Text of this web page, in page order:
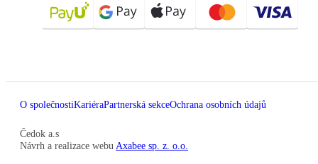
O společnostiKariéraPartnerská sekceOchrana osobních údajů
Čedok a.s
Návrh a realizace webu Axabee sp. z. o.o.